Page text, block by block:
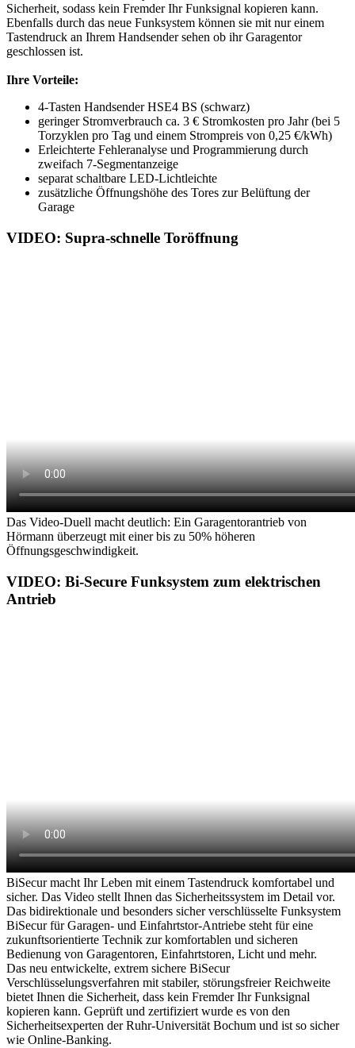
Sicherheit, sodass kein Fremder Ihr Funksignal kopieren kann.
Ebenfalls durch das neue Funksystem können sie mit nur einem
Tastendruck an Ihrem Handsender sehen ob ihr Garagentor
geschlossen ist.
Ihre Vorteile:
4-Tasten Handsender HSE4 BS (schwarz)
geringer Stromverbrauch ca. 3 € Stromkosten pro Jahr (bei 5
Torzyklen pro Tag und einem Strompreis von 0,25 €/kWh)
Erleichterte Fehleranalyse und Programmierung durch
zweifach 7-Segmentanzeige
separat schaltbare LED-Lichtleichte
zusätzliche Öffnungshöhe des Tores zur Belüftung der
Garage
VIDEO: Supra-schnelle Toröffnung
Das Video-Duell macht deutlich: Ein Garagentorantrieb von
Hörmann überzeugt mit einer bis zu 50% höheren
Öffnungsgeschwindigkeit.
VIDEO: Bi-Secure Funksystem zum elektrischen
Antrieb
BiSecur macht Ihr Leben mit einem Tastendruck komfortabel und
sicher. Das Video stellt Ihnen das Sicherheitssystem im Detail vor.
Das bidirektionale und besonders sicher verschlüsselte Funksystem
BiSecur für Garagen- und Einfahrtstor-Antriebe steht für eine
zukunftsorientierte Technik zur komfortablen und sicheren
Bedienung von Garagentoren, Einfahrtstoren, Licht und mehr.
Das neu entwickelte, extrem sichere BiSecur
Verschlüsselungsverfahren mit stabiler, störungsfreier Reichweite
bietet Ihnen die Sicherheit, dass kein Fremder Ihr Funksignal
kopieren kann. Geprüft und zertifiziert wurde es von den
Sicherheitsexperten der Ruhr-Universität Bochum und ist so sicher
wie Online-Banking.